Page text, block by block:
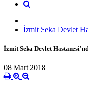
İzmit Seka Devlet
İzmit Seka Devlet
08 Mart 2018